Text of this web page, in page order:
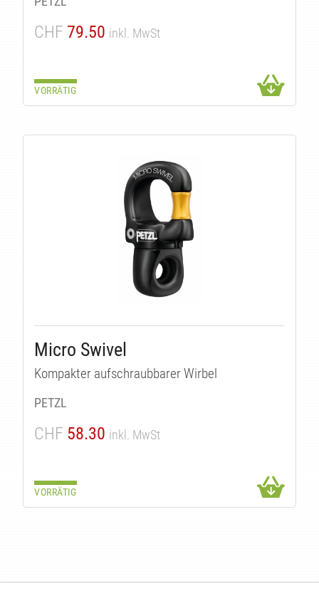
CHF 79.50 inkl. MwSt
VORRÄTIG
Micro Swivel
Kompakter aufschraubbarer Wirbel
PETZL
CHF 58.30 inkl. MwSt
VORRÄTIG